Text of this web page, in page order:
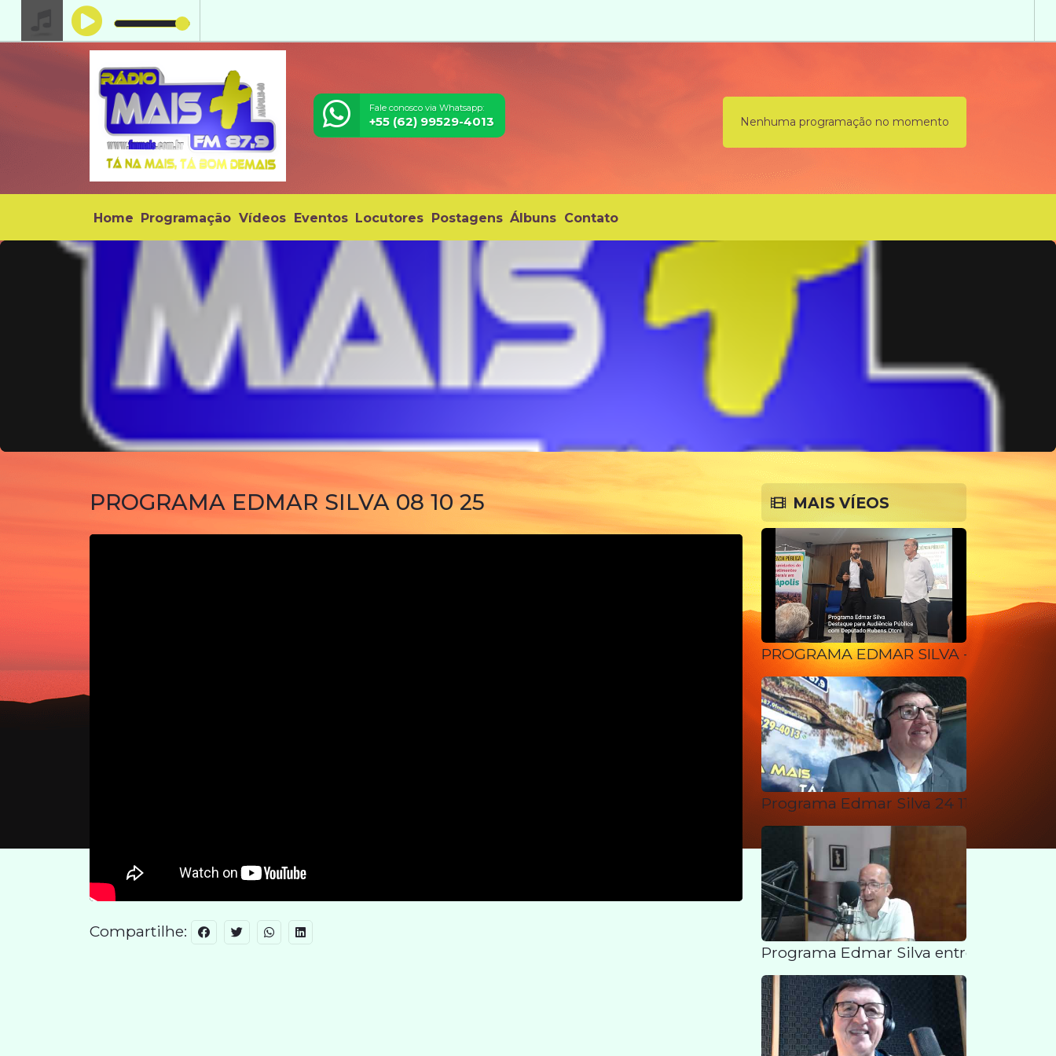
Fale conosco via Whatsapp:
+55 (62) 99529-4013 Nenhuma programação no momento
Home Programação Vídeos Eventos Locutores Postagens Álbuns Contato
PROGRAMA EDMAR SILVA 08 10 25
Compartilhe:
MAIS VÍEOS
PROGRAMA EDMAR SILVA - 10 10 25
Programa Edmar Silva 24 11 25
Programa Edmar Silva entrevista